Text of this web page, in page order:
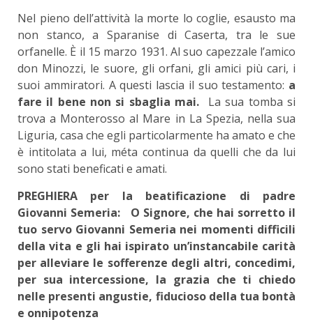
Nel pieno dell’attività la morte lo coglie, esausto ma
non stanco, a Sparanise di Caserta, tra le sue
orfanelle. È il 15 marzo 1931. Al suo capezzale l’amico
don Minozzi, le suore, gli orfani, gli amici più cari, i
suoi ammiratori. A questi lascia il suo testamento: a
fare il bene non si sbaglia mai. La sua tomba si
trova a Monterosso al Mare in La Spezia, nella sua
Liguria, casa che egli particolarmente ha amato e che
è intitolata a lui, méta continua da quelli che da lui
sono stati beneficati e amati.
PREGHIERA per la beatificazione di padre
Giovanni Semeria: O Signore, che hai sorretto il
tuo servo Giovanni Semeria nei momenti difficili
della vita e gli hai ispirato un’instancabile carità
per alleviare le sofferenze degli altri, concedimi,
per sua intercessione, la grazia che ti chiedo
nelle presenti angustie, fiducioso della tua bontà
e onnipotenza